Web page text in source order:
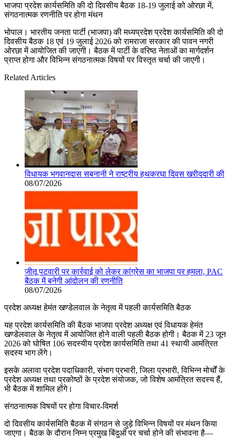
भाजपा प्रदेश कार्यसमिति की दो दिवसीय बैठक 18-19 जुलाई को ओरछा में,
संगठनात्मक रणनीति पर होगा मंथन
भोपाल। भारतीय जनता पार्टी (भाजपा) की मध्यप्रदेश प्रदेश कार्यसमिति की दो
दिवसीय बैठक 18 एवं 19 जुलाई 2026 को रामराजा सरकार की पावन नगरी
ओरछा में आयोजित की जाएगी। बैठक में पार्टी के वरिष्ठ नेताओं का मार्गदर्शन
प्राप्त होगा और विभिन्न संगठनात्मक विषयों पर विस्तृत चर्चा की जाएगी।
Related Articles
विधायक भगवानदास सबनानी ने राष्ट्रीय हथकरघा दिवस खरीददारी की
08/07/2026
जीतू पटवारी पर कार्रवाई को लेकर कांग्रेस का भाजपा पर हमला, PAC
बैठक में बनेगी आंदोलन की रणनीति
08/07/2026
प्रदेश अध्यक्ष हेमंत खण्डेलवाल के नेतृत्व में पहली कार्यसमिति बैठक
यह प्रदेश कार्यसमिति की बैठक भाजपा प्रदेश अध्यक्ष एवं विधायक हेमंत
खण्डेलवाल के नेतृत्व में आयोजित होने वाली पहली बैठक होगी। बैठक में 23 जून
2026 को घोषित 106 सदस्यीय प्रदेश कार्यसमिति तथा 41 स्थायी आमंत्रित
सदस्य भाग लेंगे।
इसके अलावा प्रदेश पदाधिकारी, संभाग प्रभारी, जिला प्रभारी, विभिन्न मोर्चों के
प्रदेश अध्यक्ष तथा प्रकोष्ठों के प्रदेश संयोजक, जो विशेष आमंत्रित सदस्य हैं,
भी बैठक में शामिल होंगे।
संगठनात्मक विषयों पर होगा विचार-विमर्श
दो दिवसीय कार्यसमिति बैठक में संगठन से जुड़े विभिन्न विषयों पर मंथन किया
जाएगा। बैठक के दौरान निम्न प्रमुख बिंदुओं पर चर्चा होने की संभावना है—